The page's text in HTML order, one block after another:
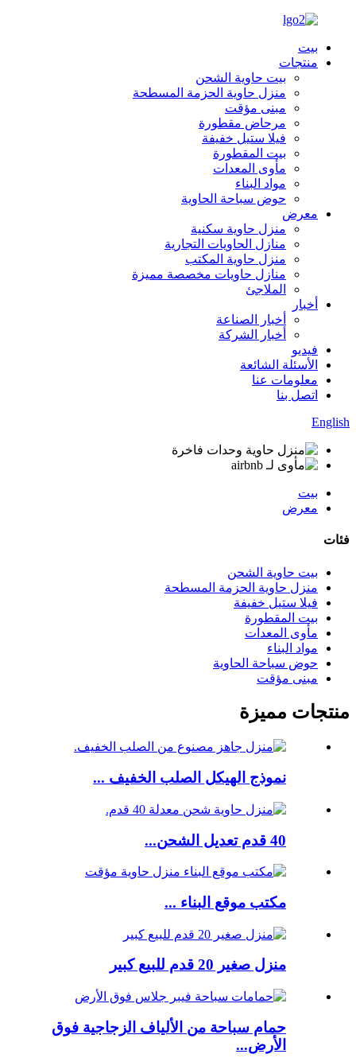
بيت
منتجات
بيت حاوية الشحن
منزل حاوية الحزمة المسطحة
مبنى مؤقت
مرحاض مقطورة
فيلا ستيل خفيفة
بيت المقطورة
مأوى المعدات
مواد البناء
حوض سباحة الحاوية
معرض
منزل حاوية سكنية
منازل الحاويات التجارية
منزل حاوية المكتب
منازل حاويات مخصصة مميزة
الملاجئ
أخبار
أخبار الصناعة
أخبار الشركة
فيديو
الأسئلة الشائعة
معلومات عنا
اتصل بنا
English
بيت
معرض
فئات
بيت حاوية الشحن
منزل حاوية الحزمة المسطحة
فيلا ستيل خفيفة
بيت المقطورة
مأوى المعدات
مواد البناء
حوض سباحة الحاوية
مبنى مؤقت
منتجات مميزة
نموذج الهيكل الصلب الخفيف ...
40 قدم تعديل الشحن...
مكتب موقع البناء ...
منزل صغير 20 قدم للبيع كبير
حمام سباحة من الألياف الزجاجية فوق
الأرض...